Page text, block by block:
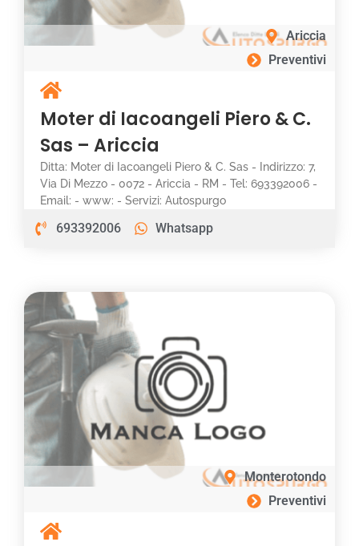
Ariccia
Preventivi
Moter di Iacoangeli Piero & C.
Sas – Ariccia
Ditta: Moter di Iacoangeli Piero & C. Sas - Indirizzo: 7,
Via Di Mezzo - 0072 - Ariccia - RM - Tel: 693392006 -
Email: - www: - Servizi: Autospurgo
693392006 Whatsapp
Monterotondo
Preventivi